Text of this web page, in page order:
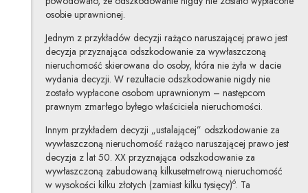
osobie uprawnionej.
Jednym z przykładów decyzji rażąco naruszającej prawo jest
decyzja przyznająca odszkodowanie za wywłaszczoną
nieruchomość skierowana do osoby, która nie żyła w dacie
wydania decyzji. W rezultacie odszkodowanie nigdy nie
zostało wypłacone osobom uprawnionym – następcom
prawnym zmarłego byłego właściciela nieruchomości.
Innym przykładem decyzji „ustalającej” odszkodowanie za
wywłaszczoną nieruchomość rażąco naruszającej prawo jest
decyzja z lat 50. XX przyznająca odszkodowanie za
wywłaszczoną zabudowaną kilkusetmetrową nieruchomość
w wysokości kilku złotych (zamiast kilku tysięcy)6. Ta